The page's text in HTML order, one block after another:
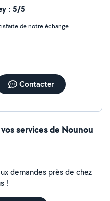
: 5/5
de notre échange
Contacter
services de Nounou
demandes près de chez
!